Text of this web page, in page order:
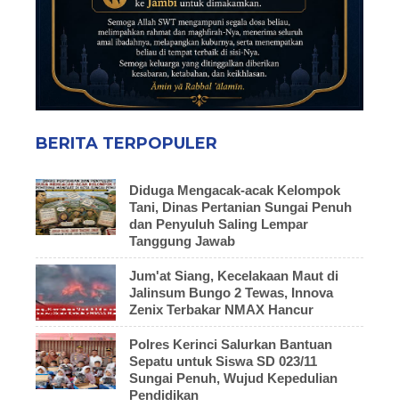
BERITA TERPOPULER
Diduga Mengacak-acak Kelompok
Tani, Dinas Pertanian Sungai Penuh
dan Penyuluh Saling Lempar
Tanggung Jawab
Jum'at Siang, Kecelakaan Maut di
Jalinsum Bungo 2 Tewas, Innova
Zenix Terbakar NMAX Hancur
Polres Kerinci Salurkan Bantuan
Sepatu untuk Siswa SD 023/11
Sungai Penuh, Wujud Kepedulian
Pendidikan